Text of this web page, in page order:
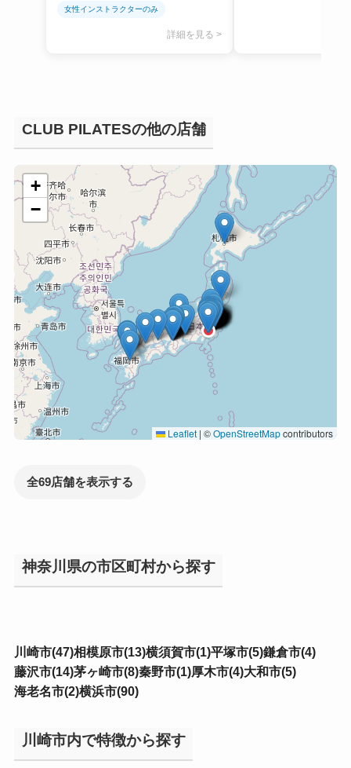
女性インストラクターのみ
詳細を見る >
CLUB PILATESの他の店舗
+
−
Leaflet | ©OpenStreetMapcontributors
全69店舗を表示する
神奈川県の市区町村から探す
川崎市(47)相模原市(13)横須賀市(1)平塚市(5)鎌倉市(4)
藤沢市(14)茅ヶ崎市(8)秦野市(1)厚木市(4)大和市(5)
海老名市(2)横浜市(90)
川崎市内で特徴から探す